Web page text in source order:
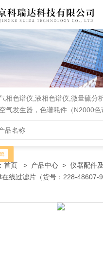
相色谱仪,液相色谱仪,微量硫分
气发生器，色谱耗件（N2000色
色谱担体），顶空进样器，热
光光度计，傅立叶红外光谱仪，
首页 > 产品中心 >仪器配件
线过滤片（货号：228-48607-